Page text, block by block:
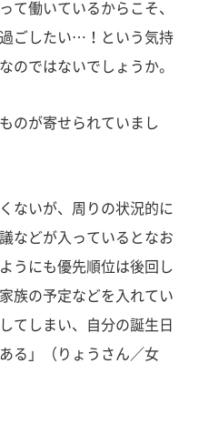
て働いているからこそ、
ごしたい…！という気持
のではないでしょうか。
のが寄せられていまし
ないが、周りの状況的に
などが入っているとなお
うにも優先順位は後回し
族の予定などを入れてい
てしまい、自分の誕生日
る」（りょうさん／女